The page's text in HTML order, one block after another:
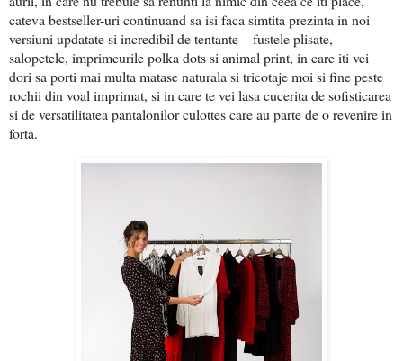
cateva bestseller-uri continuand sa isi faca simtita prezinta in noi
versiuni updatate si incredibil de tentante – fustele plisate,
salopetele, imprimeurile polka dots si animal print, in care iti vei
dori sa porti mai multa matase naturala si tricotaje moi si fine peste
rochii din voal imprimat, si in care te vei lasa cucerita de sofisticarea
si de versatilitatea pantalonilor culottes care au parte de o revenire in
forta.